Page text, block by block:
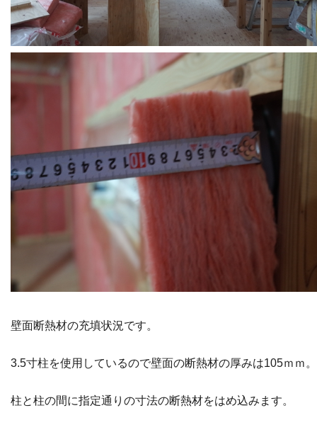
壁面断熱材の充填状況です。
3.5寸柱を使用しているので壁面の断熱材の厚みは105ｍｍ。
柱と柱の間に指定通りの寸法の断熱材をはめ込みます。